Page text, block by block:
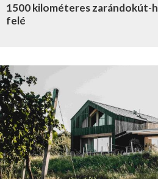
1500 kilométeres zarándokút-
felé